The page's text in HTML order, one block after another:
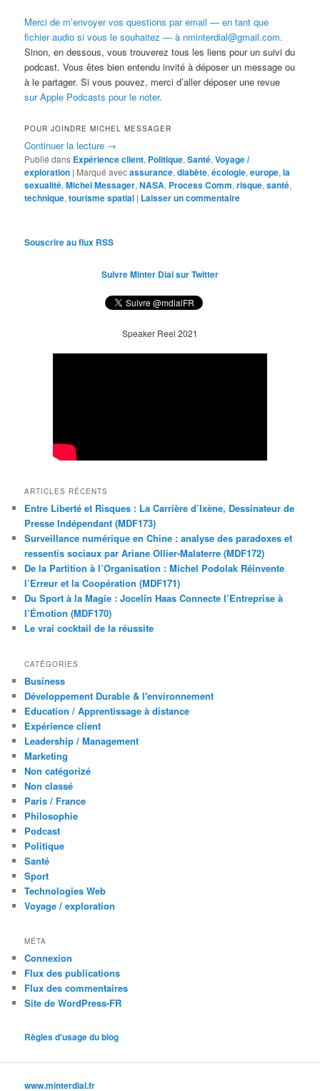
Merci de m’envoyer vos questions par email — en tant que
fichier audio si vous le souhaitez — à nminterdial@gmail.com.
Sinon, en dessous, vous trouverez tous les liens pour un suivi du
podcast. Vous êtes bien entendu invité à déposer un message ou
à le partager. Si vous pouvez, merci d’aller déposer une revue
sur Apple Podcasts pour le noter.
POUR JOINDRE MICHEL MESSAGER
Continuer la lecture →
Publié dans Expérience client, Politique,Santé,Voyage /
exploration | Marqué avecassurance,diabète,écologie,europe,la
sexualité,Michel Messager,NASA, Process Comm,risque,santé,
technique,tourisme spatial | Laisser un commentaire
Souscrire au flux RSS
Suivre Minter Dial sur Twitter
Speaker Reel 2021
ARTICLES RÉCENTS
Entre Liberté et Risques : La Carrière d’Ixène, Dessinateur de
Presse Indépendant (MDF173)
Surveillance numérique en Chine : analyse des paradoxes et
ressentis sociaux par Ariane Ollier-Malaterre (MDF172)
De la Partition à l’Organisation : Michel Podolak Réinvente
l’Erreur et la Coopération (MDF171)
Du Sport à la Magie : Jocelin Haas Connecte l’Entreprise à
l’Émotion (MDF170)
Le vrai cocktail de la réussite
CATÉGORIES
Business
Développement Durable & l'environnement
Education / Apprentissage à distance
Expérience client
Leadership / Management
Marketing
Non catégorizé
Non classé
Paris / France
Philosophie
Podcast
Politique
Santé
Sport
Technologies Web
Voyage / exploration
MÉTA
Connexion
Flux des publications
Flux des commentaires
Site de WordPress-FR
Règles d'usage du blog
www.minterdial.fr